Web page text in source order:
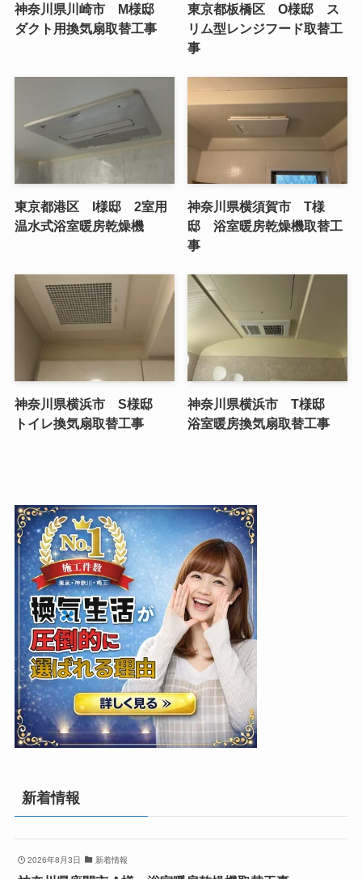
神奈川県川崎市 M様邸
ダクト用換気扇取替工事
東京都板橋区 O様邸 ス
リム型レンジフード取替工
事
東京都港区 I様邸 2室用
温水式浴室暖房乾燥機
神奈川県横須賀市 T様
邸 浴室暖房乾燥機取替工
事
神奈川県横浜市 S様邸
トイレ換気扇取替工事
神奈川県横浜市 T様邸
浴室暖房換気扇取替工事
新着情報
2026年8月3日 新着情報